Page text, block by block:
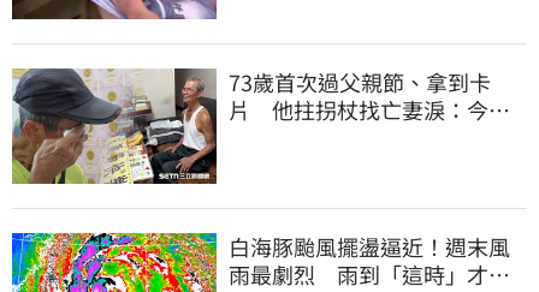
73歲首次過父親節、拿到卡
片 他拄拐杖找亡妻淚：今天
白海豚颱風擺盪逼近！週末風
雨最劇烈 雨到「這時」才趨